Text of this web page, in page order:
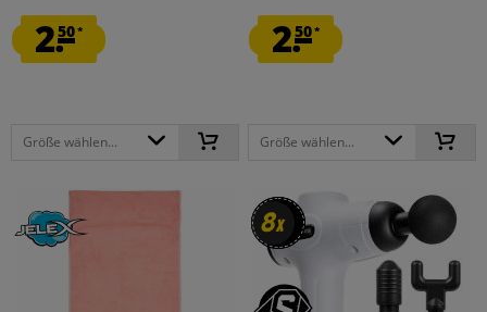
2.50*
Größe wählen...
2.50*
Größe wählen...
8x
8x